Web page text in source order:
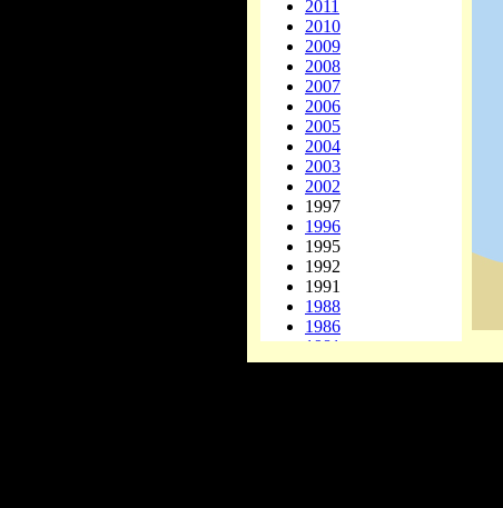
2011
2010
2009
2008
2007
2006
2005
2004
2003
2002
1997
1996
1995
1992
1991
1988
1986
1981
1978